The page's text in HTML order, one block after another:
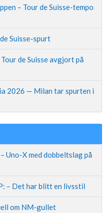
– Tour de Suisse-tempo
Suisse-spurt
de Suisse avgjort på
2026 — Milan tar spurten i
Uno-X med dobbeltslag på
– Det har blitt en livsstil
om NM-gullet